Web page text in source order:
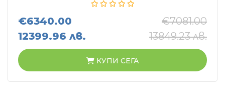
€6340.00
12399.96 лв.
€7081.00
13849.23 лв.
КУПИ СЕГА